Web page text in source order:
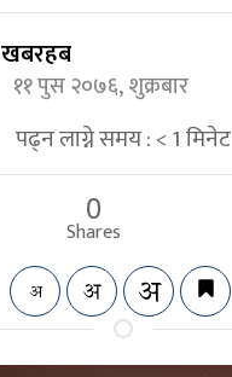
खबरहब
११ पुस २०७६, शुक्रबार
पढ्न लाग्ने समय :< 1मिनेट
0
Shares